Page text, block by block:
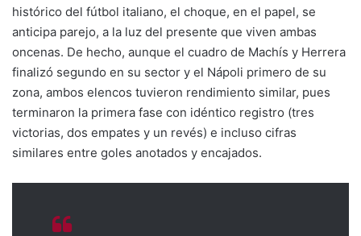
histórico del fútbol italiano, el choque, en el papel, se
anticipa parejo, a la luz del presente que viven ambas
oncenas. De hecho, aunque el cuadro de Machís y Herrera
finalizó segundo en su sector y el Nápoli primero de su
zona, ambos elencos tuvieron rendimiento similar, pues
terminaron la primera fase con idéntico registro (tres
victorias, dos empates y un revés) e incluso cifras
similares entre goles anotados y encajados.